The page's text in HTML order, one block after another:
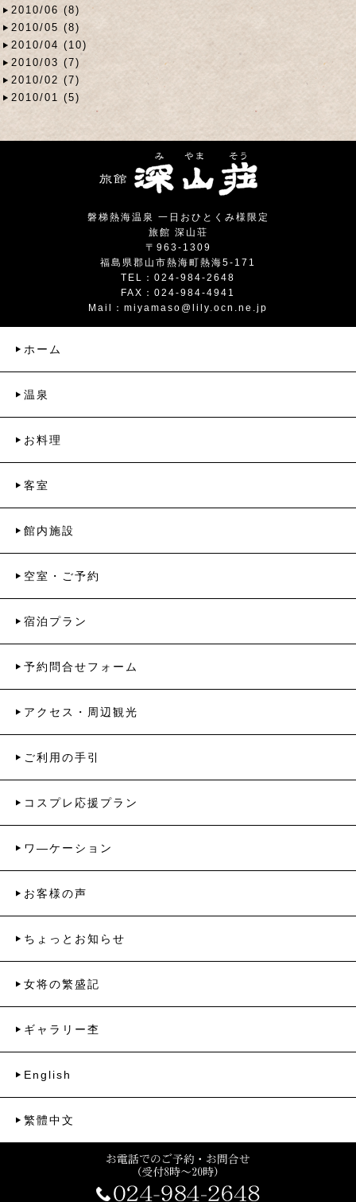
2010/06 (8)
2010/05 (8)
2010/04 (10)
2010/03 (7)
2010/02 (7)
2010/01 (5)
磐梯熱海温泉 一日おひとくみ様限定
旅館 深山荘
〒963-1309
福島県郡山市熱海町熱海5-171
TEL：024-984-2648
FAX：024-984-4941
Mail： miyamaso@lily.ocn.ne.jp
ホーム
温泉
お料理
客室
館内施設
空室・ご予約
宿泊プラン
予約問合せフォーム
アクセス・周辺観光
ご利用の手引
コスプレ応援プラン
ワ―ケーション
お客様の声
ちょっとお知らせ
女将の繁盛記
ギャラリー杢
English
繁體中文